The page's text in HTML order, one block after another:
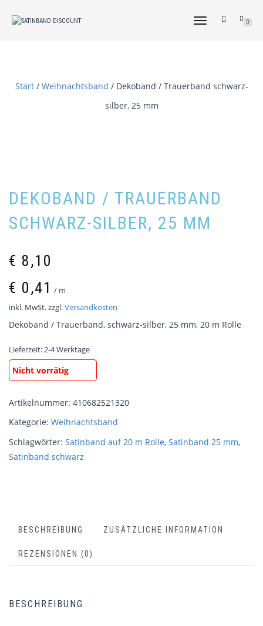
NAVIGATION
0
Start/ Weihnachtsband / Dekoband / Trauerband schwarz-
silber, 25 mm
DEKOBAND / TRAUERBAND
SCHWARZ-SILBER, 25 MM
€ 8,10
€ 0,41 / m
inkl. MwSt.zzgl.Versandkosten
Dekoband / Trauerband, schwarz-silber, 25 mm, 20 m Rolle
Lieferzeit:2-4 Werktage
Nicht vorrätig
Artikelnummer: 410682521320
Kategorie: Weihnachtsband
Schlagwörter: Satinband auf 20 m Rolle, Satinband 25 mm,
Satinband schwarz
BESCHREIBUNG ZUSÄTZLICHE INFORMATION
REZENSIONEN (0)
BESCHREIBUNG